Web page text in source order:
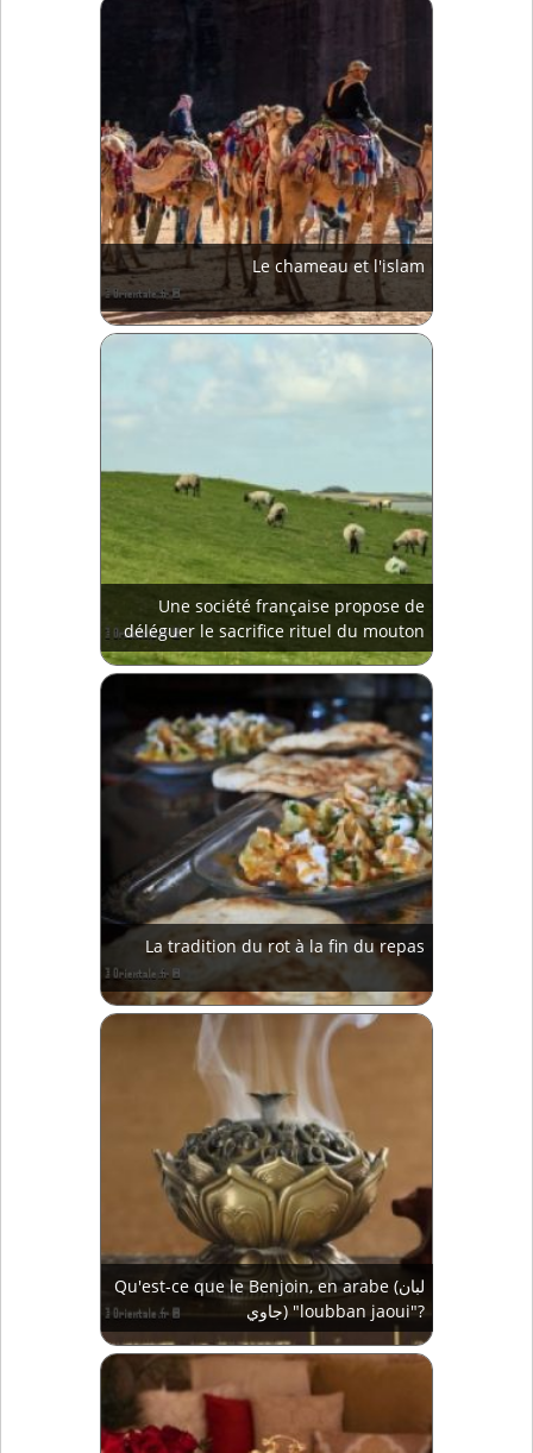
Le chameau et l'islam
Une société française propose de
déléguer le sacrifice rituel du mouton
La tradition du rot à la fin du repas
Qu'est-ce que le Benjoin, en arabe (لبان
جاوي) "loubban jaoui"?